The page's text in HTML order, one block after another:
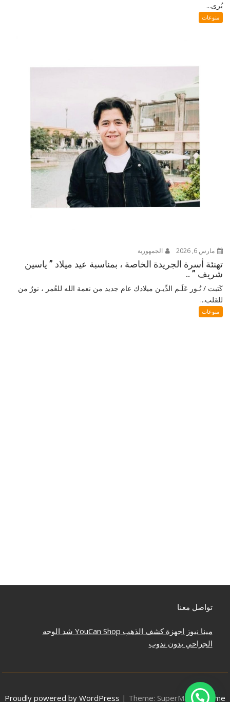
يُرى...
منوعات
مارس 6, 2026 الجمهورية
تهنئة أسرة الجريدة الخاصة ، بمناسبة عيد ميلاد ” ياسين
شريف ” ..
كَتبت / نُـور عَلَـم الدِّيـن ميلادك عام جديد من نعمة الله للعُمر ، نورٌ من
للقلب...
منوعات
تواصل معنا
مينا نيوز اجهزة كشف الذهب YouCan Shop شد الوجه
الجراحي بدون ندوب
Proudly powered by WordPress | Theme: SuperMag by Acme